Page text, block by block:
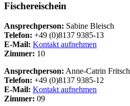
Fischereischein
Ansprechperson: Sabine Bleisch
Telefon: +49 (0)8137 9385-13
E-Mail: Kontakt aufnehmen
Zimmer: 10
Ansprechperson: Anne-Catrin Fritsch
Telefon: +49 (0)8137 9385-12
E-Mail: Kontakt aufnehmen
Zimmer: 09